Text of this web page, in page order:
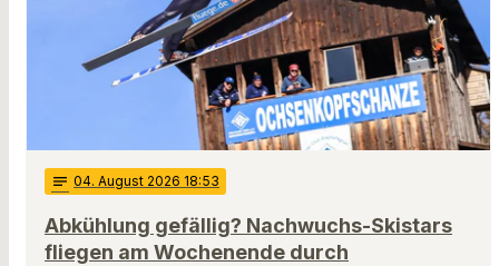
notes 04. August 2026 18:53
Abkühlung gefällig? Nachwuchs-Skistars
fliegen am Wochenende durch